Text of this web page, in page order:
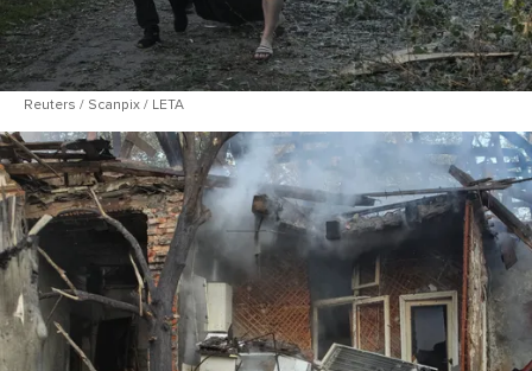
Reuters / Scanpix / LETA